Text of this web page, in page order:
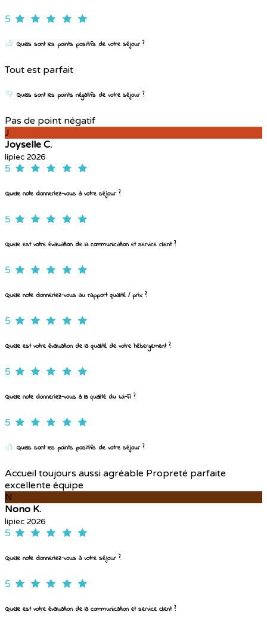
5
Quels sont les points positifs de votre séjour ?
Tout est parfait
Quels sont les points négatifs de votre séjour ?
Pas de point négatif
J
Joyselle C.
lipiec 2026
5
Quelle note donneriez-vous à votre séjour ?
5
Quelle est votre évaluation de la communication et service client ?
5
Quelle note donneriez-vous au rapport qualité / prix ?
5
Quelle est votre évaluation de la qualité de votre hébergement ?
5
Quelle note donneriez-vous à la qualité du Wi-Fi ?
5
Quels sont les points positifs de votre séjour ?
Accueil toujours aussi agréable Propreté parfaite
excellente équipe
N
Nono K.
lipiec 2026
5
Quelle note donneriez-vous à votre séjour ?
5
Quelle est votre évaluation de la communication et service client ?